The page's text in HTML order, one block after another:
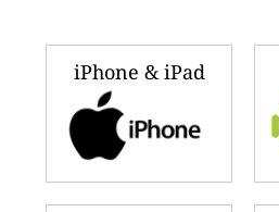
iPhone & iPad